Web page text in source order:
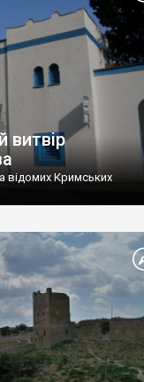
витвір
відомих Кримських